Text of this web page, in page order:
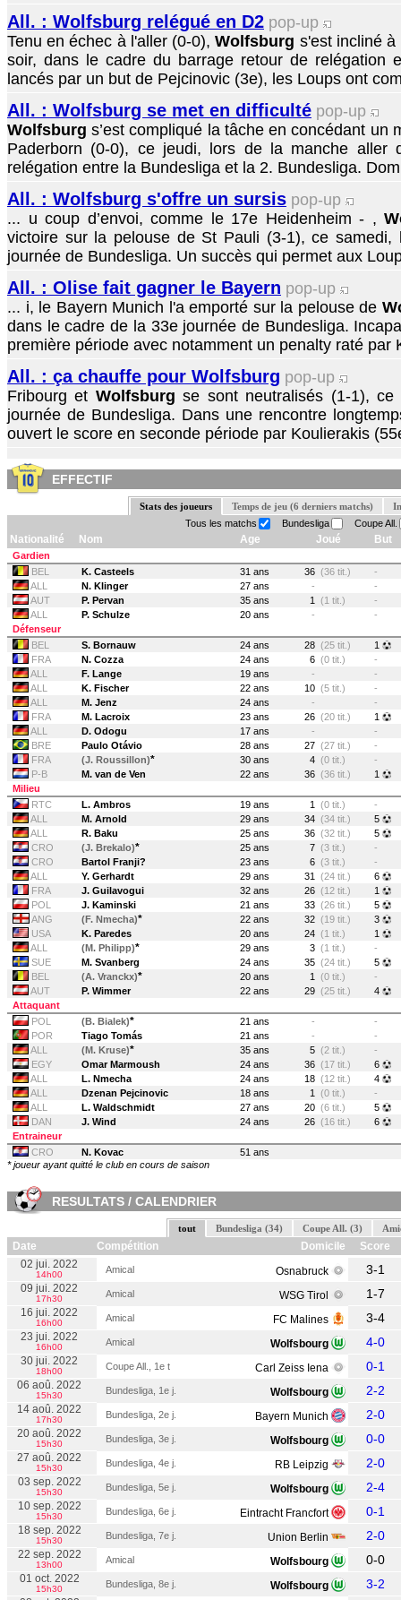
All. : Wolfsburg relégué en D2 pop-up
Tenu en échec à l'aller (0-0),Wolfsburg s'est incliné
soir, dans le cadre du barrage retour de relégation
lancés par un but de Pejcinovic (3e), les Loups ont
All. : Wolfsburg se met en difficulté pop-up
Wolfsburg s’est compliqué la tâche en concédant un
Paderborn (0-0), ce jeudi, lors de la manche aller
relégation entre la Bundesliga et la 2. Bundesliga.
All. : Wolfsburg s'offre un sursis pop-up
... u coup d’envoi, comme le 17e Heidenheim - ,
victoire sur la pelouse de St Pauli (3-1), ce
journée de Bundesliga. Un succès qui permet aux
All. : Olise fait gagner le Bayern pop-up
... i, le Bayern Munich l'a emporté sur la pelouse de
dans le cadre de la 33e journée de Bundesliga.
première période avec notamment un penalty raté par
All. : ça chauffe pour Wolfsburg pop-up
Fribourg et Wolfsburg se sont neutralisés (1-1),
journée de Bundesliga. Dans une rencontre
ouvert le score en seconde période par Koulierakis
EFFECTIF
Stats des joueurs Temps de jeu (6 derniers matchs)
Tous les matchs
Bundesliga Coupe All.
Nationalité Nom Age Joué But
Gardien
BEL
K. Casteels 31 ans 36 (36 tit.)
-
ALL
N. Klinger 27 ans -
-
AUT
P. Pervan 35 ans 1 (1 tit.)
-
ALL
P. Schulze 20 ans -
-
Défenseur
BEL
S. Bornauw 24 ans 28 (25 tit.)
1
FRA
N. Cozza 24 ans 6 (0 tit.)
-
ALL
F. Lange 19 ans -
-
ALL
K. Fischer 22 ans 10 (5 tit.)
-
ALL
M. Jenz 24 ans -
-
FRA
M. Lacroix 23 ans 26 (20 tit.)
1
ALL
D. Odogu 17 ans -
-
BRE
Paulo Otávio 28 ans 27 (27 tit.)
-
FRA
(J. Roussillon)* 30 ans 4 (0 tit.)
-
P-B
M. van de Ven 22 ans 36 (36 tit.)
1
Milieu
RTC
L. Ambros 19 ans 1 (0 tit.)
-
ALL
M. Arnold 29 ans 34 (34 tit.)
5
ALL
R. Baku 25 ans 36 (32 tit.)
5
CRO
(J. Brekalo)* 25 ans 7 (3 tit.)
-
CRO
Bartol Franji? 23 ans 6 (3 tit.)
-
ALL
Y. Gerhardt 29 ans 31 (24 tit.)
6
FRA
J. Guilavogui 32 ans 26 (12 tit.)
1
POL
J. Kaminski 21 ans 33 (26 tit.)
5
ANG
(F. Nmecha)* 22 ans 32 (19 tit.)
3
USA
K. Paredes 20 ans 24 (1 tit.)
1
ALL
(M. Philipp)* 29 ans 3 (1 tit.)
-
SUE
M. Svanberg 24 ans 35 (24 tit.)
5
BEL
(A. Vranckx)* 20 ans 1 (0 tit.)
-
AUT
P. Wimmer 22 ans 29 (25 tit.)
4
Attaquant
POL
(B. Bialek)* 21 ans -
-
POR
Tiago Tomás 21 ans -
-
ALL
(M. Kruse)* 35 ans 5 (2 tit.)
-
EGY
Omar Marmoush 24 ans 36 (17 tit.)
6
ALL
L. Nmecha 24 ans 18 (12 tit.)
4
ALL
Dzenan Pejcinovic 18 ans 1 (0 tit.)
-
ALL
L. Waldschmidt 27 ans 20 (6 tit.)
5
DAN
J. Wind 24 ans 26 (16 tit.)
6
Entraineur
CRO
N. Kovac
51 ans
* joueur ayant quitté le club en cours de saison
RESULTATS / CALENDRIER
tout Bundesliga (34) Coupe All. (3)
Date Compétition Domicile
Score
02 jui. 2022
14h00 Amical Osnabruck 3-1
09 jui. 2022
17h30 Amical WSG Tirol 1-7
16 jui. 2022
16h00 Amical FC Malines 3-4
23 jui. 2022
16h00 Amical Wolfsbourg 4-0
30 jui. 2022
18h00 Coupe All., 1e t Carl Zeiss Iena 0-1
06 aoû. 2022
15h30 Bundesliga, 1e j. Wolfsbourg 2-2
14 aoû. 2022
17h30 Bundesliga, 2e j. Bayern Munich 2-0
20 aoû. 2022
15h30 Bundesliga, 3e j. Wolfsbourg 0-0
27 aoû. 2022
15h30 Bundesliga, 4e j. RB Leipzig 2-0
03 sep. 2022
15h30 Bundesliga, 5e j. Wolfsbourg 2-4
10 sep. 2022
15h30 Bundesliga, 6e j. Eintracht Francfort 0-1
18 sep. 2022
15h30 Bundesliga, 7e j. Union Berlin 2-0
22 sep. 2022
13h00 Amical Wolfsbourg 0-0
01 oct. 2022
15h30 Bundesliga, 8e j. Wolfsbourg 3-2